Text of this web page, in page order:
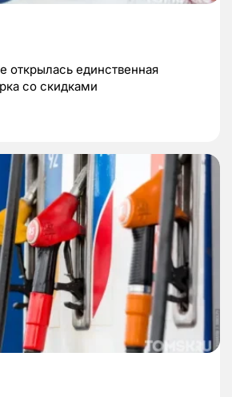
открылась единственная
со скидками